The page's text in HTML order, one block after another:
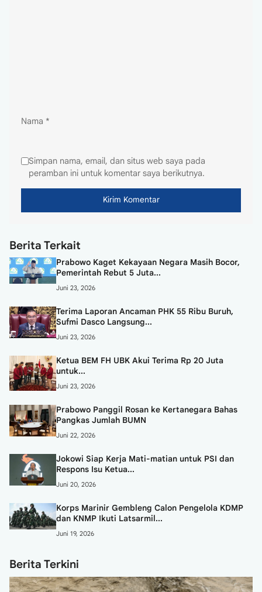
Nama *
Simpan nama, email, dan situs web saya pada
peramban ini untuk komentar saya berikutnya.
Berita Terkait
Prabowo Kaget Kekayaan Negara Masih Bocor,
Pemerintah Rebut 5 Juta...
Juni 23, 2026
Terima Laporan Ancaman PHK 55 Ribu Buruh,
Sufmi Dasco Langsung...
Juni 23, 2026
Ketua BEM FH UBK Akui Terima Rp 20 Juta
untuk...
Juni 23, 2026
Prabowo Panggil Rosan ke Kertanegara Bahas
Pangkas Jumlah BUMN
Juni 22, 2026
Jokowi Siap Kerja Mati-matian untuk PSI dan
Respons Isu Ketua...
Juni 20, 2026
Korps Marinir Gembleng Calon Pengelola KDMP
dan KNMP Ikuti Latsarmil...
Juni 19, 2026
Berita Terkini